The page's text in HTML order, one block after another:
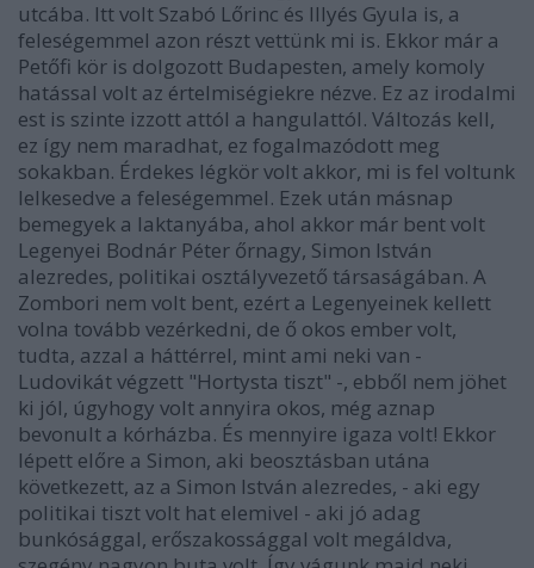
utcába. Itt volt Szabó Lőrinc és Illyés Gyula is, a
feleségemmel azon részt vettünk mi is. Ekkor már a
Petőfi kör is dolgozott Budapesten, amely komoly
hatással volt az értelmiségiekre nézve. Ez az irodalmi
est is szinte izzott attól a hangulattól. Változás kell,
ez így nem maradhat, ez fogalmazódott meg
sokakban. Érdekes légkör volt akkor, mi is fel voltunk
lelkesedve a feleségemmel. Ezek után másnap
bemegyek a laktanyába, ahol akkor már bent volt
Legenyei Bodnár Péter őrnagy, Simon István
alezredes, politikai osztályvezető társaságában. A
Zombori nem volt bent, ezért a Legenyeinek kellett
volna tovább vezérkedni, de ő okos ember volt,
tudta, azzal a háttérrel, mint ami neki van -
Ludovikát végzett "Hortysta tiszt" -, ebből nem jöhet
ki jól, úgyhogy volt annyira okos, még aznap
bevonult a kórházba. És mennyire igaza volt! Ekkor
lépett előre a Simon, aki beosztásban utána
következett, az a Simon István alezredes, - aki egy
politikai tiszt volt hat elemivel - aki jó adag
bunkósággal, erőszakossággal volt megáldva,